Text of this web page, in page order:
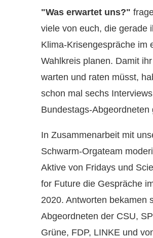
"Was erwartet uns?"
viele von euch, die gerade
Klima-Krisengespräche im
Wahlkreis planen. Damit
warten und raten müsst,
schon mal sechs
Bundestags-Abgeordneten
In Zusammenarbeit mit
Schwarm-Orgateam
Aktive von Fridays und
for Future die Gespräche
2020. Antworten bekamen
Abgeordneten der CSU,
Grüne, FDP, LINKE und